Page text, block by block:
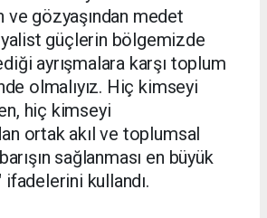
ve gözyaşından medet
güçlerin bölgemizde
ayrışmalara karşı toplum
olmalıyız. Hiç kimseyi
hiç kimseyi
ortak akıl ve toplumsal
sağlanması en büyük
kullandı.